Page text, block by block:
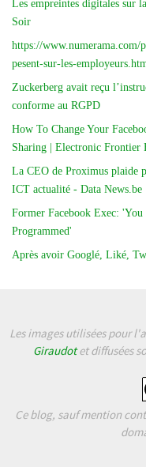
Les empreintes digitales sur
Soir
https://
pesent-sur-les-
Zuckerberg avait reçu
conforme au RGPD
How To Change Your
Sharing | Electronic Frontier
La CEO de Proximus plaide
ICT actualité - Data News.be
Former Facebook Exec:
Programmed'
Après avoir Googlé, Liké,
Les images utilisées pour
Giraudotet diffusées
Ce blog, sauf mention